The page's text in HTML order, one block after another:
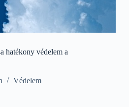
hatékony védelem a
Védelem